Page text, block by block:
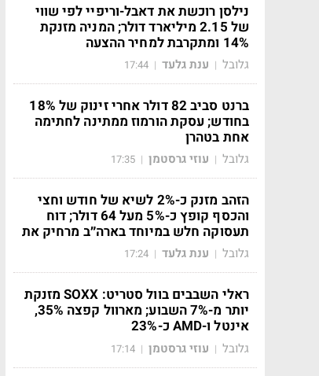
נילסן רוכשת את דאבל-וריפיי לפי שווי
של 2.15 מיליארד דולר; המניה מזנקת
14% ומתקרבת למחיר ההצעה
גלובל | ענת גלעד |
17:44
ברנט סביב 82 דולר אחרי זינוק של 18%
בחודש; עסקת הורמוז ממתינה לחתימה
אחת בטהרן
גלובל | עוזי גרסטמן |
17:35
הזהב מזנק כ-2% לשיא של חודש וחצי
והכסף קופץ כ-5% מעל 64 דולר; דוח
תעסוקה חלש במיוחד בארה״ב מרחיק את
גלובל | ענת גלעד |
17:24
ראלי השבבים בוול סטריט: SOXX מזנקת
יותר מ-7% השבוע; מארוול קפצה 35%,
אינטל ו-AMD כ-23%
גלובל | עוזי גרסטמן |
17:14